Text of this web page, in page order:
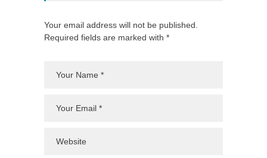
Your email address will not be published.
Required fields are marked with *